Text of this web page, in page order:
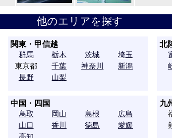
他のエリアを探す
関東・甲信越
群馬 栃木 茨城
埼玉
東京都
千葉 神奈川
新潟
長野
山梨
北
中国・四国
鳥取 岡山 島根
広島
山口
香川 徳島
愛媛
高知
九